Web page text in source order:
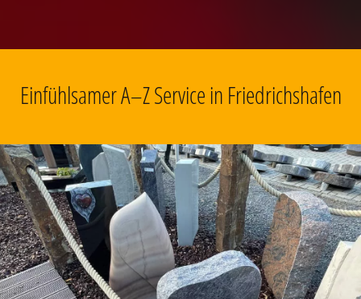
Einfühlsamer A–Z Service in Friedrichshafen